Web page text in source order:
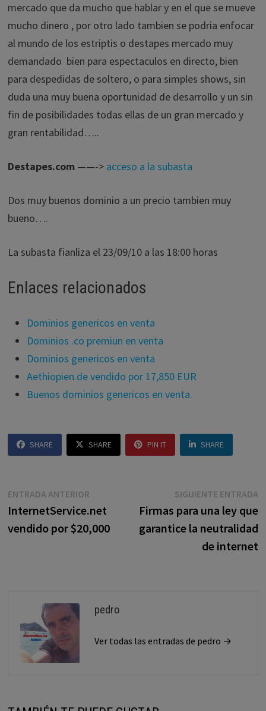
mercado que da mucho que hablar y en el que se mueve
mucho dinero , por otro lado tambien se podria enfocar
al mundo de los estriptis o destapes mercado muy
demandado bien para espectaculos en directo, bien
para despedidas de soltero, o para simples shows, sin
duda una muy buena oportunidad de desarrollo y un sin
fin de posibilidades todas ellas de un gran mercado y
gran rentabilidad…..
Destapes.com——-> acceso a la subasta
Dos muy buenos dominio a un precio tambien muy
bueno….
La subasta fianliza el 23/09/10 a las 18:00 horas
Enlaces relacionados
Dominios genericos en venta
Dominios .co premiun en venta
Dominios genericos en venta
Aethiopien.de vendido por 17,850 EUR
Buenos dominios genericos en venta.
SHARE SHARE PIN IT SHARE
Navegación
de
entradas
ENTRADA ANTERIOREntrada
anterior:
InternetService.net
vendido por $20,000
SIGUIENTE ENTRADA
Firmas para una ley que
garantice la neutralidad
de internet
pedro
Ver todas las entradas de pedro →